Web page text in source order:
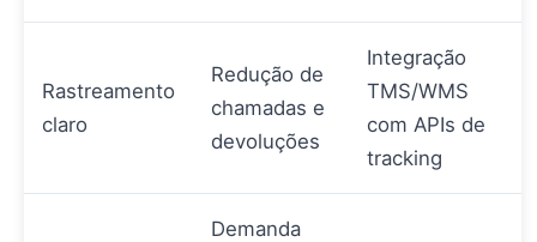
Rastreamento
claro
Redução de
chamadas e
devoluções
Integração
TMS/WMS
com APIs de
tracking
Demanda